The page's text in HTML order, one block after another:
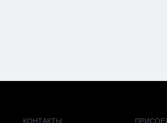
КОНТАКТЫ